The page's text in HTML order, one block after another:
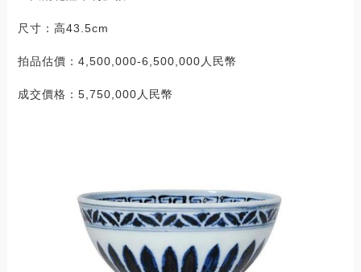
尺寸：高43.5cm
拍品估價：4,500,000-6,500,000人民幣
成交價格：5,750,000人民幣